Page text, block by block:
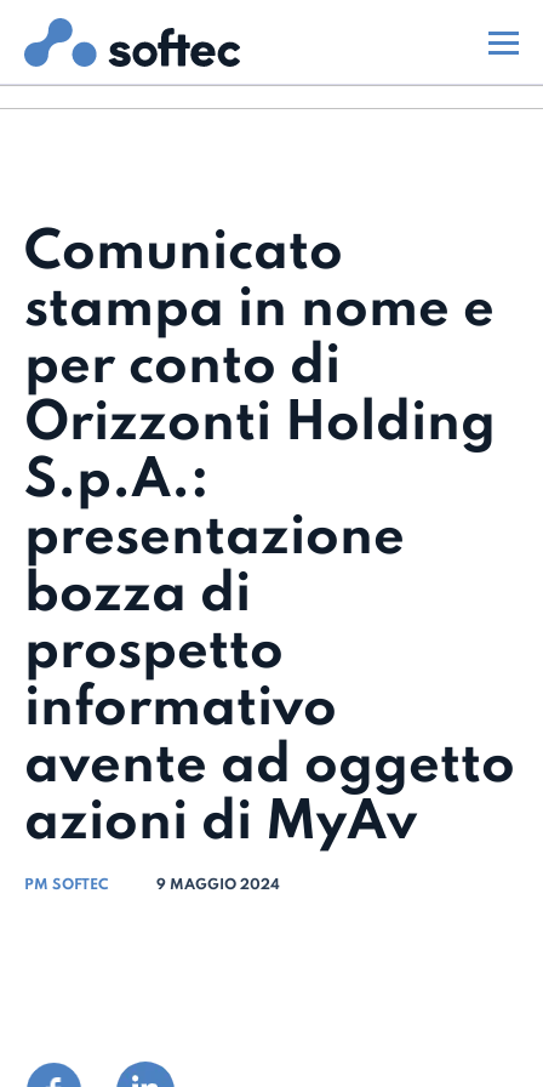
Comunicato
stampa in nome e
per conto di
Orizzonti Holding
S.p.A.:
presentazione
bozza di
prospetto
informativo
avente ad oggetto
azioni di MyAv
PM SOFTEC 9 MAGGIO 2024